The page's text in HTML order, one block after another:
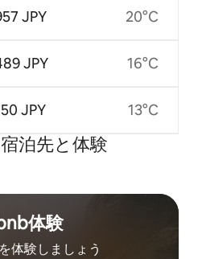
JPY
JPY
JPY
20°C
16°C
13°C
泊⁠先と体⁠験
体験
体験しましょう